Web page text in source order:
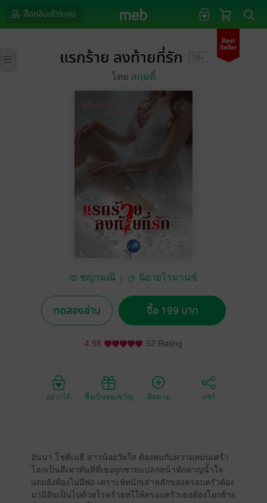
ล็อกอินเข้าระบบ
แรกร้าย ลงท้ายที่รัก
โดย สฤษดิ์
ชญามณี นิยายโรมานซ์
ทดลองอ่าน ซื้อ 199 บาท
4.98 52 Rating
อยากได้ ซื้อเป็นของขวัญ ติดตาม แชร์
อันนา โชติเมธี สาวน้อยวัยใส ต้องพบกับความหม่นเศร้า
โลกเป็นสีเทาทันทีที่เธอถูกชายแปลกหน้าหักหาญน้ำใจ
แถมยังท้องไม่มีพ่อ เคราะห์หนักเสาหลักของครอบครัวต้อง
มามีอันเป็นไปด้วยโรคร้ายทไให้ครอบครัวเธอต้องโยกย้าย